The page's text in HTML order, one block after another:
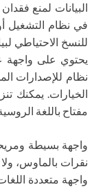
البيانات لمنع
في نظام التشغيل
يحتوي على واجهة
نظام للإصدارات
مفتاح باللغة
واجهة بسيطة
نقرات بالماوس،
واجهة متعددة